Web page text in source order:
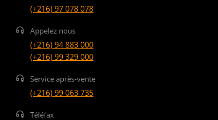
(+216) 97 078 078
Appelez nous
(+216) 94 883 000
(+216) 99 329 000
Service après-vente
(+216) 99 063 735
Téléfax